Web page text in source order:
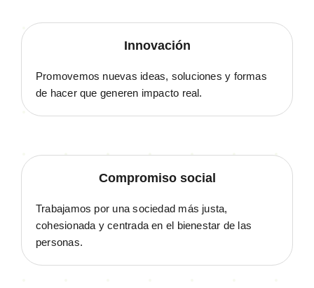
Innovación
Promovemos nuevas ideas, soluciones y formas
de hacer que generen impacto real.
Compromiso social
Trabajamos por una sociedad más justa,
cohesionada y centrada en el bienestar de las
personas.